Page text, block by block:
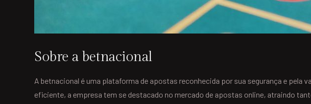
Sobre a betnacional
A betnacional é uma plataforma de apostas reconhecida por sua segurança e
eficiente, a empresa tem se destacado no mercado de apostas online, atraindo